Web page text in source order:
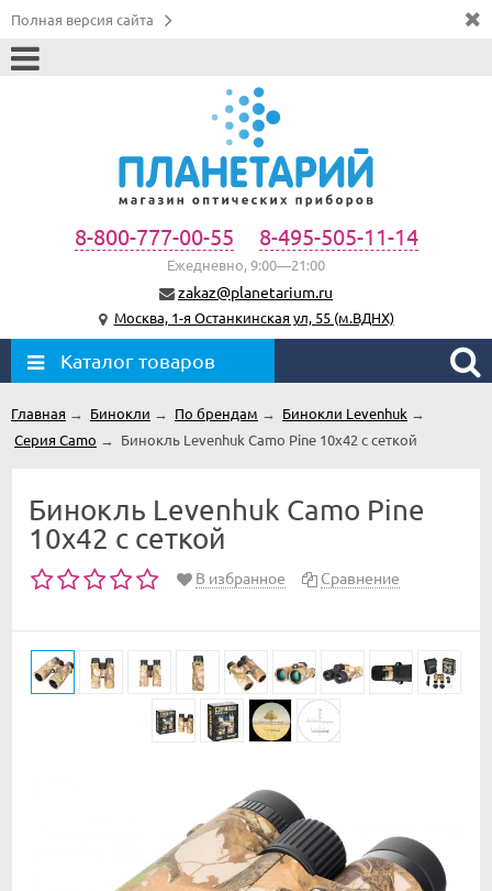
Полная версия сайта
8-800-777-00-55 8-495-505-11-14
Ежедневно, 9:00—21:00
zakaz@planetarium.ru
Москва, 1-я Останкинская ул, 55 (м.ВДНХ)
Каталог товаров
Главная → Бинокли → По брендам → Бинокли Levenhuk →
Серия Camo → Бинокль Levenhuk Camo Pine 10x42 с сеткой
Бинокль Levenhuk Camo Pine
10x42 с сеткой
В избранное Сравнение